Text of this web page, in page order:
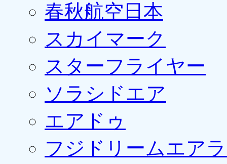
春秋航空日本
スカイマーク
スターフライヤー
ソラシドエア
エアドゥ
フジドリームエア